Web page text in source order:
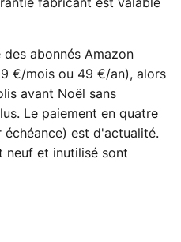
fabricant est valable
abonnés Amazon
€/mois ou 49 €/an), alors
avant Noël sans
Le paiement en quatre
est d'actualité.
neuf et inutilisé sont